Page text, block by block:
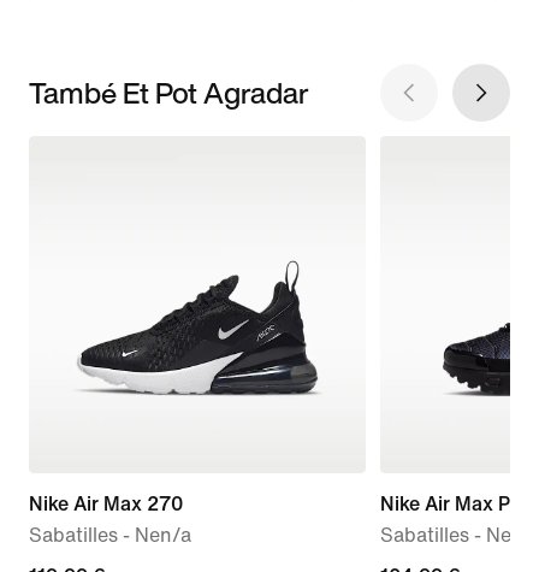
També Et Pot Agradar
Nike Air Max 270
Sabatilles - Nen/a
Nike Air Max Plus
Sabatilles -